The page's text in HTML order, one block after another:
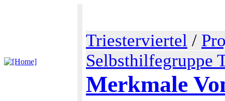
Triesterviertel /
Selbsthilfegruppe
Merkmale